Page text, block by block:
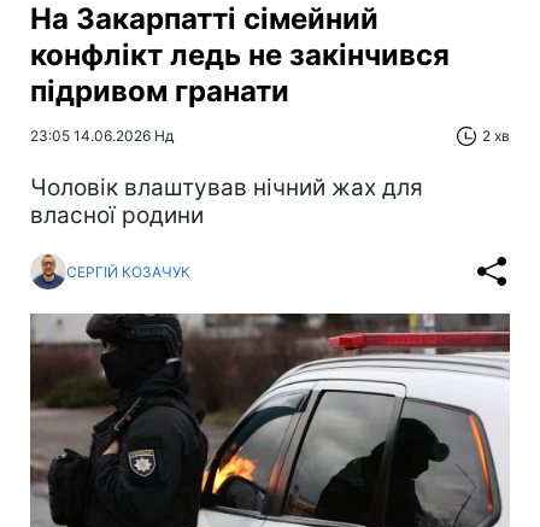
На Закарпатті сімейний
конфлікт ледь не закінчився
підривом гранати
23:05 14.06.2026 Нд 2 хв
Чоловік влаштував нічний жах для
власної родини
СЕРГІЙ КОЗАЧУК